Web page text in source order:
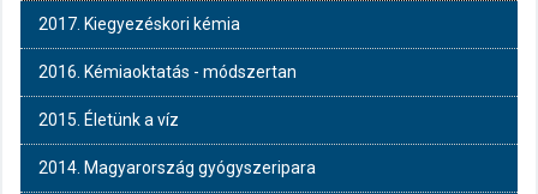
2017. Kiegyezéskori kémia
2016. Kémiaoktatás - módszertan
2015. Életünk a víz
2014. Magyarország gyógyszeripara